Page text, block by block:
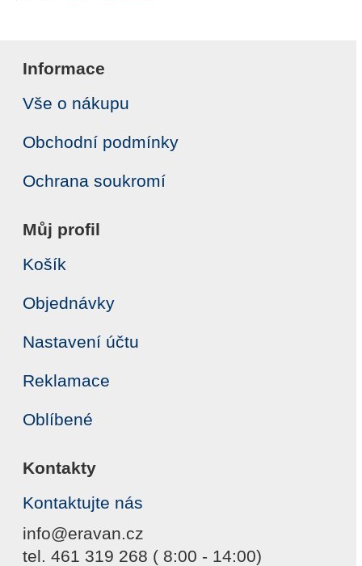
Informace
Vše o nákupu
Obchodní podmínky
Ochrana soukromí
Můj profil
Košík
Objednávky
Nastavení účtu
Reklamace
Oblíbené
Kontakty
Kontaktujte nás
info@eravan.cz
tel. 461 319 268 ( 8:00 - 14:00)